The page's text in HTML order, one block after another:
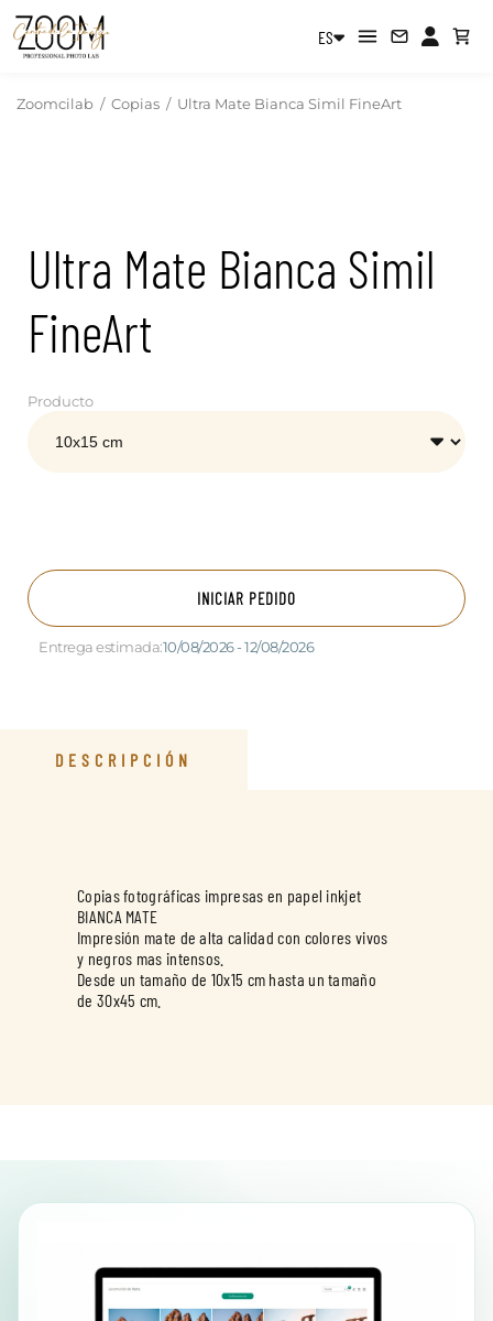
ES
Zoomcilab / Copias / Ultra Mate Bianca Simil FineArt
Ultra Mate Bianca Simil
FineArt
Producto
INICIAR PEDIDO
Entrega estimada:10/08/2026 - 12/08/2026
DESCRIPCIÓN
Copias fotográficas impresas en papel inkjet
BIANCA MATE
Impresión mate de alta calidad con colores vivos
y negros mas intensos.
Desde un tamaño de 10x15 cm hasta un tamaño
de 30x45 cm.